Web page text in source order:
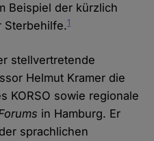
Beispiel der kürzlich
Sterbehilfe.1
stellvertretende
Helmut Kramer die
KORSO sowie regionale
in Hamburg. Er
sprachlichen